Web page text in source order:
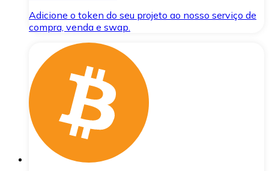
Adicione o token do seu projeto ao nosso serviço de
compra, venda e swap.